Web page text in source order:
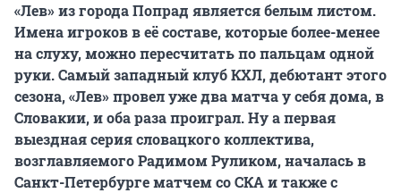
«Лев» из города Попрад является белым листом.
Имена игроков в её составе, которые более-менее
на слуху, можно пересчитать по пальцам одной
руки. Самый западный клуб КХЛ, дебютант этого
сезона, «Лев» провел уже два матча у себя дома, в
Словакии, и оба раза проиграл. Ну а первая
выездная серия словацкого коллектива,
возглавляемого Радимом Руликом, началась в
Санкт-Петербурге матчем со СКА и также с